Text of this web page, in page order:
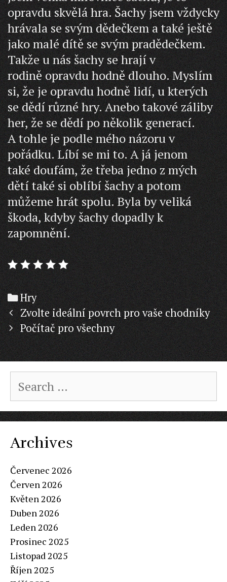
opravdu skvělá hra. Šachy jsem vždycky
hrávala se svým dědečkem a také ještě
jako malé dítě se svým pradědečkem.
Takže u nás šachy se hrají v
rodině opravdu hodně dlouho. Myslím
si, že je opravdu hodně lidí, u kterých
se dědí různé hry. Anebo takové záliby
her, že se dědí po několik generací.
A tohle je podle mého názoru v
pořádku. Líbí se mi to. A já jenom
také doufám, že třeba jedno z mých
dětí také si oblíbí šachy a potom
můžeme hrát spolu. Byla by veliká
škoda, kdyby šachy dopadly k
zapomnění.
Categories
Hry
Post
navigation
Zvolte ideální povrch pro vaše chodníky
Počítač pro všechny
for:
Archives
Červenec 2026
Červen 2026
Květen 2026
Duben 2026
Leden 2026
Prosinec 2025
Listopad 2025
Říjen 2025